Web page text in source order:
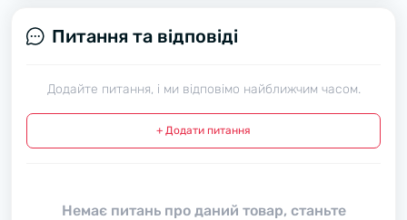
Питання та відповіді
Додайте питання, і ми відповімо найближчим часом.
+ Додати питання
Немає питань про даний товар, станьте